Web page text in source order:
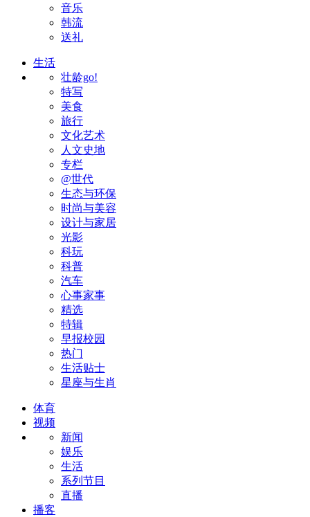
音乐
韩流
送礼
生活
壮龄go!
特写
美食
旅行
文化艺术
人文史地
专栏
@世代
生态与环保
时尚与美容
设计与家居
光影
科玩
科普
汽车
心事家事
精选
特辑
早报校园
热门
生活贴士
星座与生肖
体育
视频
新闻
娱乐
生活
系列节目
直播
播客